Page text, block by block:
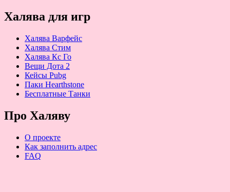
Халява для игр
Халява Варфейс
Халява Стим
Халява Кс Го
Вещи Дота 2
Кейсы Pubg
Паки Hearthstone
Бесплатные Танки
Про Халяву
О проекте
Как заполнить адрес
FAQ